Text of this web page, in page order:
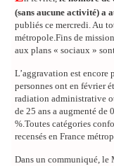
(sans aucune activité) a
publiés ce mercredi. Au
métropole.Fins de
aux plans « sociaux »
L’aggravation est encore
personnes ont en février
radiation administrative
de 25 ans a augmenté de
%.Toutes catégories
recensés en France
Dans un communiqué, le